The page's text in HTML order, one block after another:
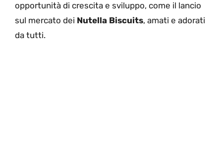
opportunità di crescita e sviluppo, come il lancio
sul mercato dei Nutella Biscuits, amati e adorati
da tutti.